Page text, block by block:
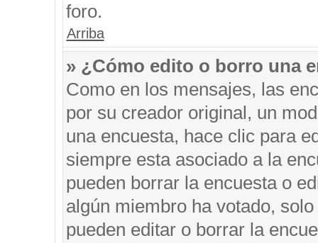
foro.
Arriba
» ¿Cómo edito o borro una
Como en los mensajes, las
por su creador original, un
una encuesta, hace clic para
siempre esta asociado a la
pueden borrar la encuesta o
algún miembro ha votado,
pueden editar o borrar la